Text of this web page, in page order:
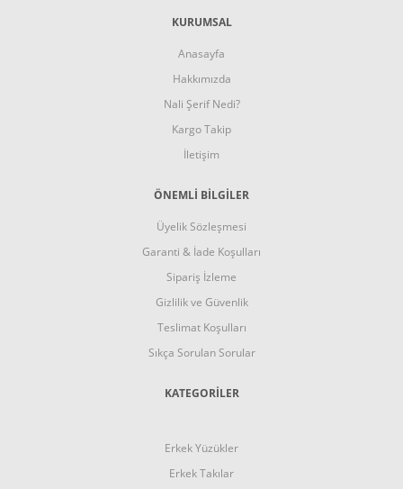
KURUMSAL
Anasayfa
Hakkımızda
Nali Şerif Nedi?
Kargo Takip
İletişim
ÖNEMLİ BİLGİLER
Üyelik Sözleşmesi
Garanti & İade Koşulları
Sipariş İzleme
Gizlilik ve Güvenlik
Teslimat Koşulları
Sıkça Sorulan Sorular
KATEGORİLER
Erkek Yüzükler
Erkek Takılar